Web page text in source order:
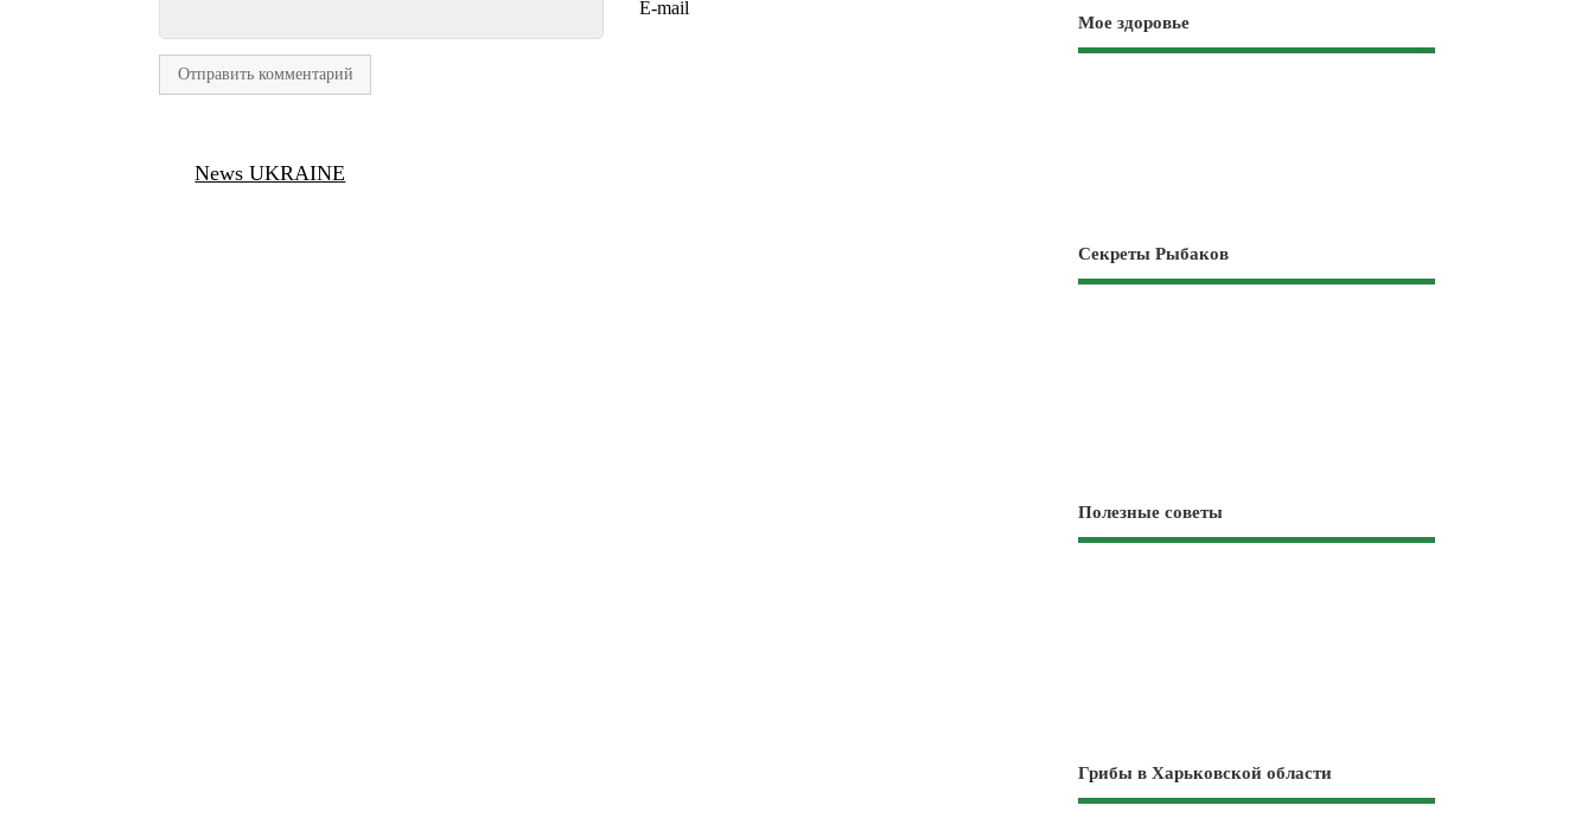
E-mail
News UKRAINE
Мое здоровье
Секреты Рыбаков
Полезные советы
Грибы в Харьковской области